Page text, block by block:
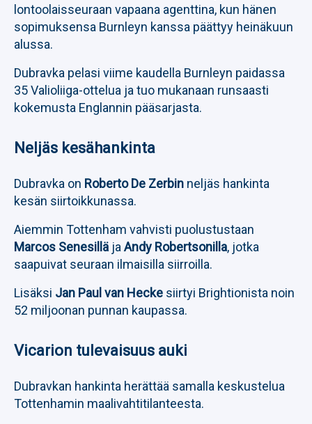
lontoolaisseuraan vapaana agenttina, kun hänen
sopimuksensa Burnleyn kanssa päättyy heinäkuun
alussa.
Dubravka pelasi viime kaudella Burnleyn paidassa
35 Valioliiga-ottelua ja tuo mukanaan runsaasti
kokemusta Englannin pääsarjasta.
Neljäs kesähankinta
Dubravka on Roberto De Zerbin neljäs hankinta
kesän siirtoikkunassa.
Aiemmin Tottenham vahvisti puolustustaan
Marcos Senesillä ja Andy Robertsonilla, jotka
saapuivat seuraan ilmaisilla siirroilla.
Lisäksi Jan Paul van Hecke siirtyi Brightionista noin
52 miljoonan punnan kaupassa.
Vicarion tulevaisuus auki
Dubravkan hankinta herättää samalla keskustelua
Tottenhamin maalivahtitilanteesta.